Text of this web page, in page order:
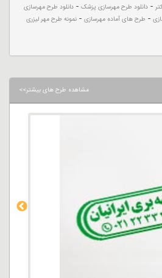
- دانلود طرح مهرسازی پزشک - دانلود طرح مهرسازی
- طرح های آماده مهرسازی - نمونه طرح مهر لیزری
مشاهده طرح های بیشتر>>